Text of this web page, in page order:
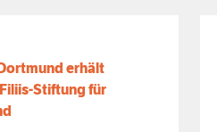
erhält
Stiftung für